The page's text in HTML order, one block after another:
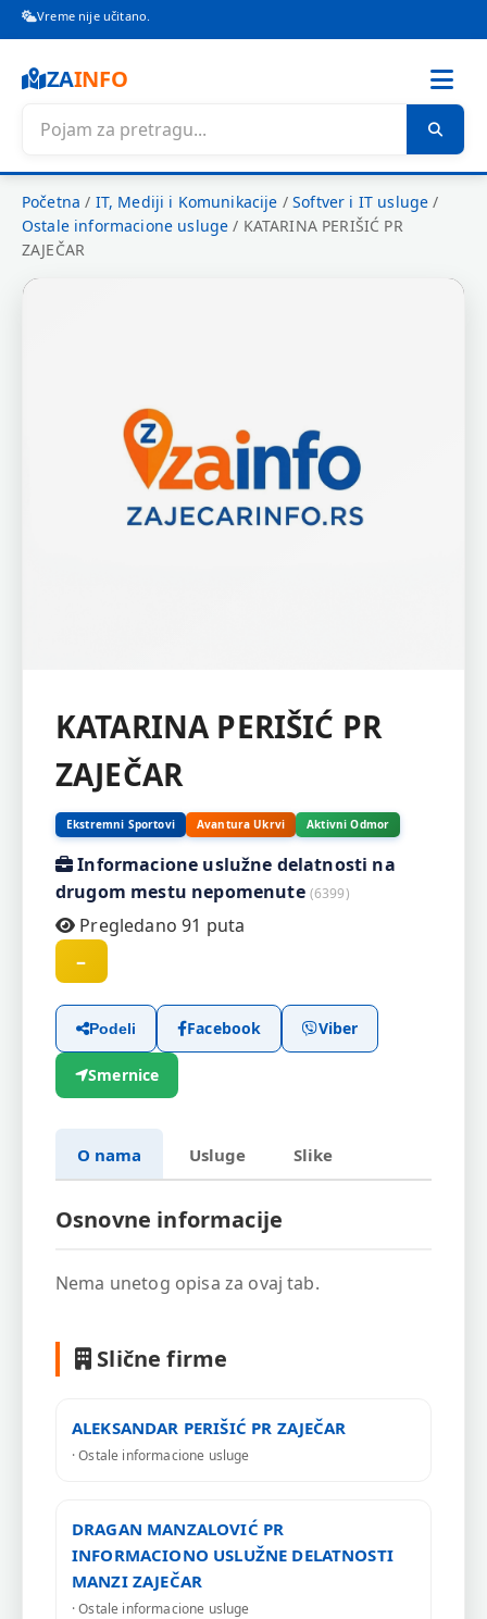
Vreme nije učitano.
ZAINFO
Početna / IT, Mediji i Komunikacije /Softver i IT usluge /
Ostale informacione usluge / KATARINA PERIŠIĆ PR
ZAJEČAR
KATARINA PERIŠIĆ PR
ZAJEČAR
Ekstremni Sportovi Avantura Ukrvi Aktivni Odmor
Informacione uslužne delatnosti na
drugom mestu nepomenute (6399)
Pregledano 91 puta
–
Podeli Facebook Viber
Smernice
O nama Usluge Slike
Osnovne informacije
Nema unetog opisa za ovaj tab.
Slične firme
ALEKSANDAR PERIŠIĆ PR ZAJEČAR
· Ostale informacione usluge
DRAGAN MANZALOVIĆ PR
INFORMACIONO USLUŽNE DELATNOSTI
MANZI ZAJEČAR
· Ostale informacione usluge